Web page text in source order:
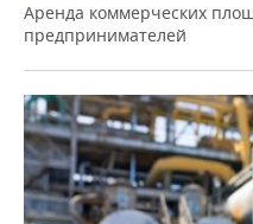
Аренда коммерческих
предпринимателей